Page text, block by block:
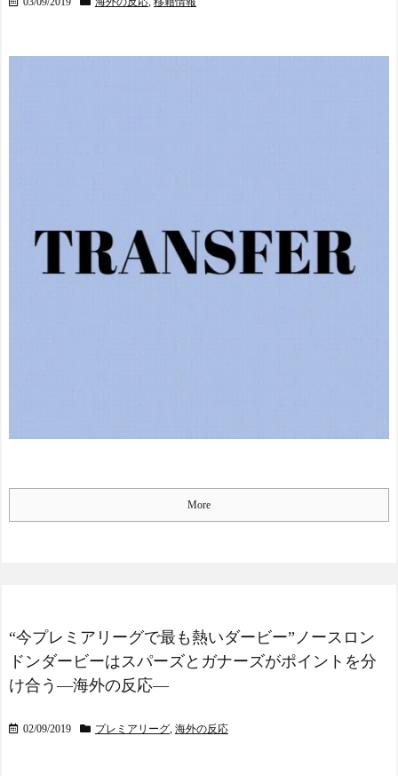
More
“今プレミアリーグで最も熱いダービー”ノースロン
ドンダービーはスパーズとガナーズがポイントを分
け合う―海外の反応―
02/09/2019 プレミアリーグ, 海外の反応